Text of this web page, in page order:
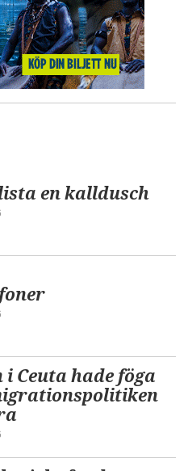
en kalldusch
Ceuta hade föga